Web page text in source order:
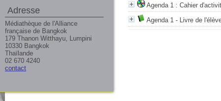
Agenda 1 : Cahier
Agenda 1 - Livre de
Adresse
Médiathèque de l'Alliance
française de Bangkok
179 Thanon Witthayu, Lumpini
10330 Bangkok
Thaïlande
02 670 4240
contact